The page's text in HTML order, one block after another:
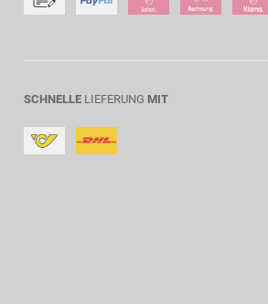
SCHNELLE LIEFERUNG MIT